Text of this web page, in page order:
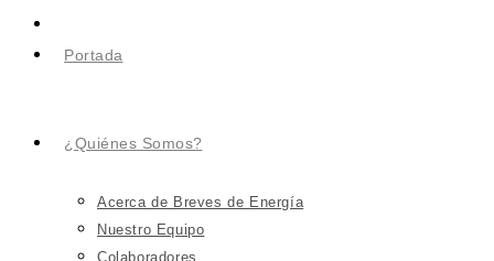
Portada
¿Quiénes Somos?
Acerca de Breves de Energía
Nuestro Equipo
Colaboradores